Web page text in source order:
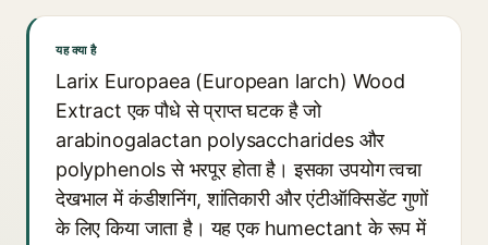
यह क्या है
Larix Europaea (European larch) Wood
Extract एक पौधे से प्राप्त घटक है जो
arabinogalactan polysaccharides और
polyphenols से भरपूर होता है। इसका उपयोग त्वचा
देखभाल में कंडीशनिंग, शांतिकारी और एंटीऑक्सिडेंट गुणों
के लिए किया जाता है। यह एक humectant के रूप में